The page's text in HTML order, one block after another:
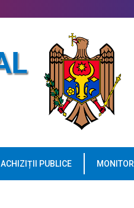
ACHIZIȚII PUBLICE MONITOR